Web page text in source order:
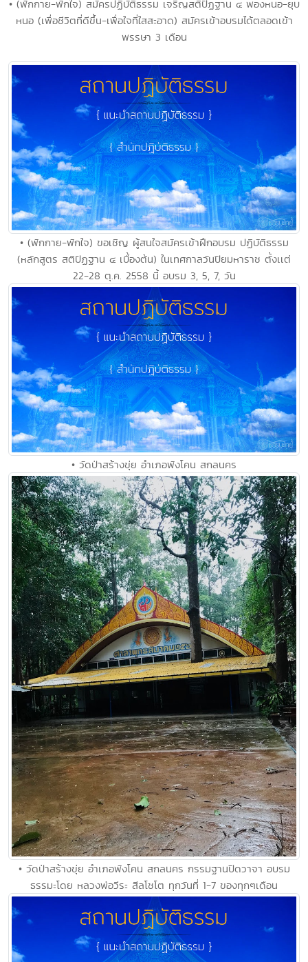
• (พักกาย-พักใจ) สมัครปฏิบัติธรรม เจริญสติปัฏฐาน ๔ พองหนอ-ยุบ
หนอ (เพื่อชีวิตที่ดีขึ้น-เพื่อใจที่ใสสะอาด) สมัครเข้าอบรมได้ตลอดเข้า
พรรษา 3 เดือน
• (พักกาย-พักใจ) ขอเชิญ ผู้สนใจสมัครเข้าฝึกอบรม ปฏิบัติธรรม
(หลักสูตร สติปัฏฐาน ๔ เบื้องต้น) ในเทศกาลวันปิยมหาราช ตั้งเเต่
22-28 ตุ.ค. 2558 นี้ อบรม 3, 5, 7, วัน
• วัดป่าสร้างขุ่ย อำเภอพังโคน สกลนคร
• วัดป่าสร้างขุ่ย อำเภอพังโคน สกลนคร กรรมฐานปิดวาจา อบรม
ธรรมะโดย หลวงพ่อวีระ สีลโชโต ทุกวันที่ 1-7 ของทุกๆเดือน